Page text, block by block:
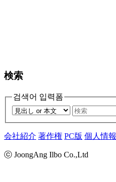
検索
검색어 입력폼
会社紹介 著作権 PC版 個人情報
ⓒ JoongAng Ilbo Co.,Ltd